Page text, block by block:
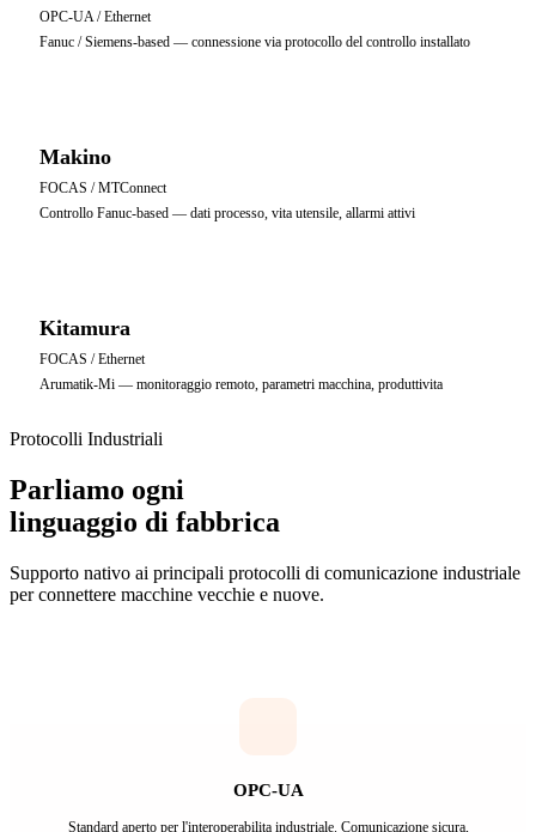
OPC-UA / Ethernet
Fanuc / Siemens-based — connessione via protocollo del controllo installato
Makino
FOCAS / MTConnect
Controllo Fanuc-based — dati processo, vita utensile, allarmi attivi
Kitamura
FOCAS / Ethernet
Arumatik-Mi — monitoraggio remoto, parametri macchina, produttivita
Protocolli Industriali
Parliamo ogni
linguaggio di fabbrica
Supporto nativo ai principali protocolli di comunicazione industriale
per connettere macchine vecchie e nuove.
OPC-UA
Standard aperto per l'interoperabilita industriale. Comunicazione sicura,